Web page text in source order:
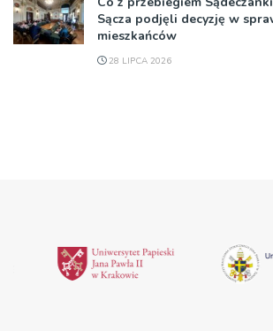
Sącza podjęli decyzję w
mieszkańców
28 LIPCA 2026